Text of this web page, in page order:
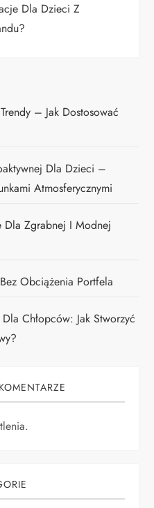
Dla Dzieci Z
– Jak Dostosować
Dla Dzieci –
Atmosferycznymi
Dla Zgrabnej I Modnej
Obciążenia Portfela
Chłopców: Jak Stworzyć